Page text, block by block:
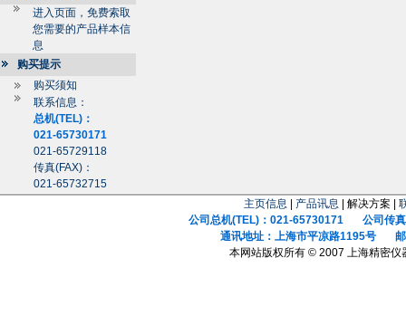
进入页面，免费索取
您需要的产品样本信
息
购买提示
购买须知
联系信息：
总机(TEL)：
021-65730171
021-65729118
传真(FAX)：
021-65732715
主页信息
产品讯息 | 解决方案 |
公司总机(TEL)：021-65730171 公司传真
通讯地址：上海市平凉路1195号 邮
本网站版权所有 © 2007 上海精密仪